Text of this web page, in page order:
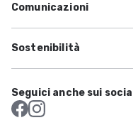
Comunicazioni
Sostenibilità
Seguici anche sui social